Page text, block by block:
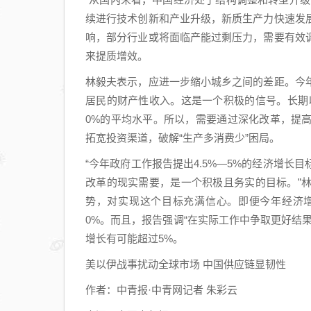
续进行技术创新和产业升级，新质生产力快速
响，部分行业或将面临产能过剩压力，需要有
来提质增效。
林毅夫表示，应进一步缩小城乡之间的差距。
居民的财产性收入。这是一个积极的信号。长
0%的平均水平。所以，需要通过深化改革，提
拓宽投资渠道，破解“生产多消费少”困局。
“今年政府工作报告提出4.5%—5%的经济增长
改革的现实需要，是一个积极且务实的目标。”
势，对实现这个目标充满信心。即便今年经
0%。而且，报告强调“在实际工作中争取更好结
增长有可能超过5%。
美以伊战事扰动全球市场 中国供应链显韧性
作者：中青报·中青网记者 朱彩云